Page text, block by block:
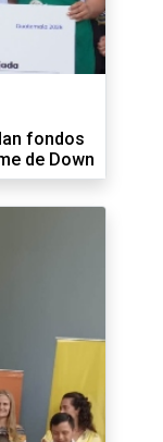
fondos
de Down